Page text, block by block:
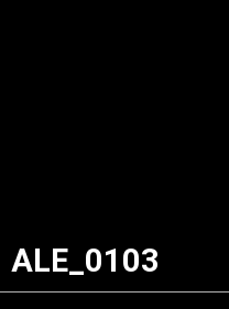
ALE_0103